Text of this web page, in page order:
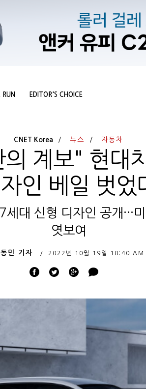
RUN EDITOR'S CHOICE
CNET Korea 뉴스 자동차
계보" 현대
인 베일 벗었
대 신형 디자인 공개···
엿보여
민 기자 2022년 10월 19일 10:40 AM